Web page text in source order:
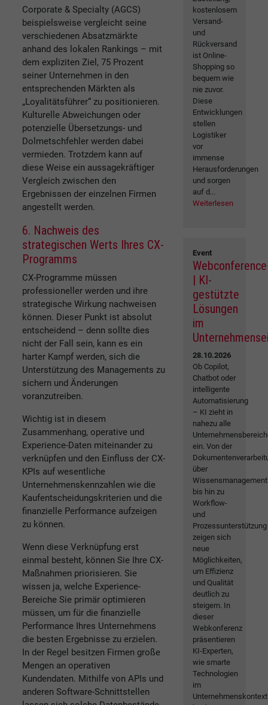
Corporate & Specialty (AGCS)
beispielsweise vergleicht seine
verschiedenen Absatzmärkte
anhand des lokalen Rankings – mit
dem expliziten Ziel, 75 Prozent
seiner Unternehmen in den
entsprechenden Märkten als
„Loyalitätsführer“ zu positionieren.
Kulturelle Abweichungen oder
potenzielle Übersetzungs- und
Dolmetschfehler werden dabei
vermieden. Trotzdem kann auf
diese Weise ein aussagekräftiger
Vergleich zwischen den
Ergebnissen der einzelnen Firmen
angestellt werden.
6. Nachweis des
strategischen Werts Ihres CX-
Programms
CX-Programme müssen
professioneller werden und ihre
strategische Wirkung nachweisen
können. Dieser Punkt ist absolut
entscheidend – denn sollte dies
nicht der Fall sein, kann es ein
harter Kampf werden, sich die
Unterstützung des Managements zu
sichern und Änderungen
voranzutreiben.
Wichtig ist in diesem
Zusammenhang, operative und
Experience-Daten miteinander zu
verknüpfen und den Einfluss der CX-
KPIs auf wesentliche
Unternehmenskennzahlen wie die
Kaufentscheidungskriterien und die
finanzielle Performance aufzeigen
zu können.
Wenn diese Verknüpfung erst
einmal besteht, können Sie Ihre CX-
Maßnahmen priorisieren. Sie
wissen ja, welche Experience-
Bereiche Sie primär optimieren
müssen, um für die finanzielle
Performance Ihres Unternehmens
die besten Ergebnisse zu erzielen.
In der Regel besitzen Firmen große
Mengen an operativen
Kundendaten. Mithilfe von APIs und
anderen Software-Schnittstellen
kostenlosem
Versand-
und
Rückversand
ist Online-
Shopping so
bequem wie
nie zuvor.
Diese
Entwicklungen
stellen
Logistiker
vor
immense
Herausforderungen
und sorgen
auf d...
Weiterlesen
Event
Webconference
| KI-
gestützte
Lösungen
im
28.10.2026
Ob Copilot,
Chatbot oder
intelligente
Automatisierung
– KI zieht in
nahezu alle
ein. Von der
über
Wissensmanagement
bis hin zu
Workflow-
und
Prozessunterstützung
zeigen sich
neue
Möglichkeiten,
um Effizienz
und Qualität
deutlich zu
steigern. In
dieser
Webkonferenz
präsentieren
KI-Experten,
wie smarte
Technologien
im
Unternehmenskontext